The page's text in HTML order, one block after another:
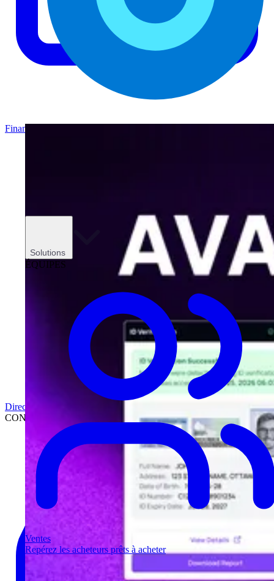
Solutions
ÉQUIPES
Ventes
Repérez les acheteurs prêts à acheter
Finance
Direction
CONCESSIONNAIRES